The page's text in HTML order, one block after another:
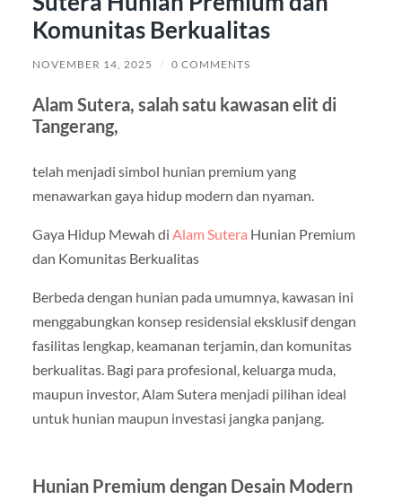
Komunitas Berkualitas
NOVEMBER 14, 2025 / 0 COMMENTS
Alam Sutera, salah satu kawasan elit di
Tangerang,
telah menjadi simbol hunian premium yang
menawarkan gaya hidup modern dan nyaman.
Gaya Hidup Mewah di Alam Sutera Hunian Premium
dan Komunitas Berkualitas
Berbeda dengan hunian pada umumnya, kawasan ini
menggabungkan konsep residensial eksklusif dengan
fasilitas lengkap, keamanan terjamin, dan komunitas
berkualitas. Bagi para profesional, keluarga muda,
maupun investor, Alam Sutera menjadi pilihan ideal
untuk hunian maupun investasi jangka panjang.
Hunian Premium dengan Desain Modern